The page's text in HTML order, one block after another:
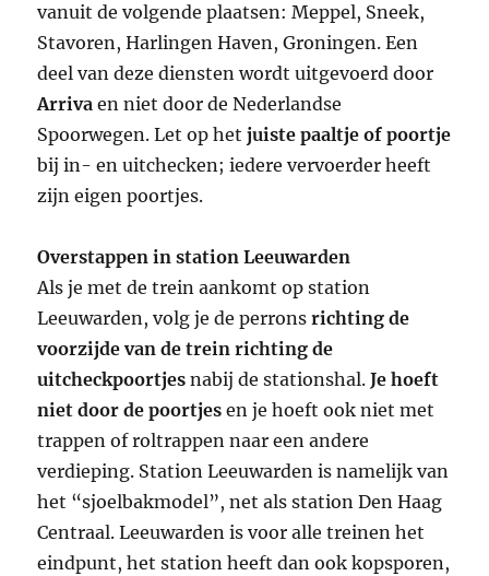
vanuit de volgende plaatsen: Meppel, Sneek,
Stavoren, Harlingen Haven, Groningen. Een
deel van deze diensten wordt uitgevoerd door
Arriva en niet door de Nederlandse
Spoorwegen. Let op hetjuiste paaltje of poortje
bij in- en uitchecken; iedere vervoerder heeft
zijn eigen poortjes.
Overstappen in station Leeuwarden
Als je met de trein aankomt op station
Leeuwarden, volg je de perronsrichting de
voorzijde van de trein richting de
uitcheckpoortjes nabij de stationshal.Je hoeft
niet door de poortjes en je hoeft ook niet met
trappen of roltrappen naar een andere
verdieping. Station Leeuwarden is namelijk van
het “sjoelbakmodel”, net als station Den Haag
Centraal. Leeuwarden is voor alle treinen het
eindpunt, het station heeft dan ook kopsporen,